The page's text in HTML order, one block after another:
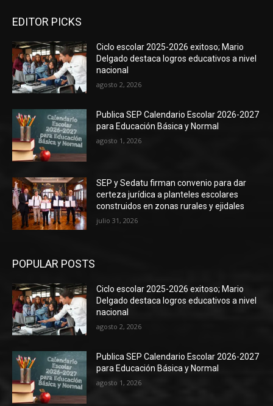
EDITOR PICKS
Ciclo escolar 2025-2026 exitoso; Mario
Delgado destaca logros educativos a nivel
nacional
agosto 2, 2026
Publica SEP Calendario Escolar 2026-2027
para Educación Básica y Normal
agosto 1, 2026
SEP y Sedatu firman convenio para dar
certeza jurídica a planteles escolares
construidos en zonas rurales y ejidales
julio 31, 2026
POPULAR POSTS
Ciclo escolar 2025-2026 exitoso; Mario
Delgado destaca logros educativos a nivel
nacional
agosto 2, 2026
Publica SEP Calendario Escolar 2026-2027
para Educación Básica y Normal
agosto 1, 2026